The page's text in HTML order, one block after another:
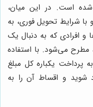
شده است. در این میان،
شرایط تحویل فوری، به
و افرادی که به دنبال یک
مطرح می‌شود. با استفاده
پرداخت یکباره کل مبلغ
و اقساط آن را به